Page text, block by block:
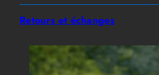
Retours et échanges